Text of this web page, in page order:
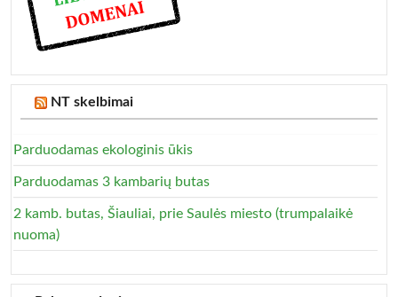
NT skelbimai
Parduodamas ekologinis ūkis
Parduodamas 3 kambarių butas
2 kamb. butas, Šiauliai, prie Saulės miesto (trumpalaikė
nuoma)